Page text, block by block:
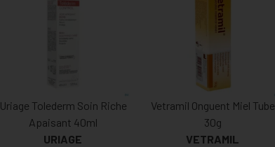
Uriage Tolederm Soin Riche
Apaisant 40ml
URIAGE
Vetramil Onguent Miel Tube
30g
VETRAMIL